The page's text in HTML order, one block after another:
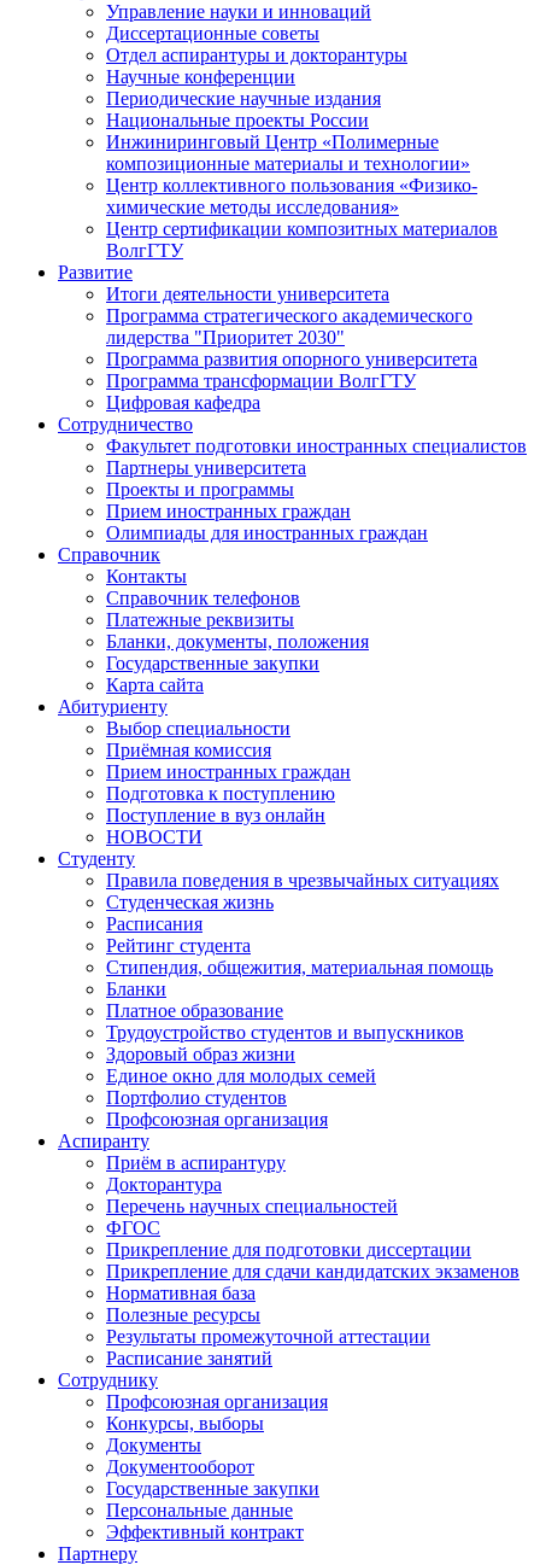
Управление науки и инноваций
Диссертационные советы
Отдел аспирантуры и докторантуры
Научные конференции
Периодические научные издания
Национальные проекты России
Инжиниринговый Центр «Полимерные
композиционные материалы и технологии»
Центр коллективного пользования «Физико-
химические методы исследования»
Центр сертификации композитных материалов
ВолгГТУ
Развитие
Итоги деятельности университета
Программа стратегического академического
лидерства "Приоритет 2030"
Программа развития опорного университета
Программа трансформации ВолгГТУ
Цифровая кафедра
Сотрудничество
Факультет подготовки иностранных специалистов
Партнеры университета
Проекты и программы
Прием иностранных граждан
Олимпиады для иностранных граждан
Справочник
Контакты
Справочник телефонов
Платежные реквизиты
Бланки, документы, положения
Государственные закупки
Карта сайта
Абитуриенту
Выбор специальности
Приёмная комиссия
Прием иностранных граждан
Подготовка к поступлению
Поступление в вуз онлайн
НОВОСТИ
Студенту
Правила поведения в чрезвычайных ситуациях
Студенческая жизнь
Расписания
Рейтинг студента
Стипендия, общежития, материальная помощь
Бланки
Платное образование
Трудоустройство студентов и выпускников
Здоровый образ жизни
Единое окно для молодых семей
Портфолио студентов
Профсоюзная организация
Аспиранту
Приём в аспирантуру
Докторантура
Перечень научных специальностей
ФГОС
Прикрепление для подготовки диссертации
Прикрепление для сдачи кандидатских экзаменов
Нормативная база
Полезные ресурсы
Результаты промежуточной аттестации
Расписание занятий
Сотруднику
Профсоюзная организация
Конкурсы, выборы
Документы
Документооборот
Государственные закупки
Персональные данные
Эффективный контракт
Партнеру